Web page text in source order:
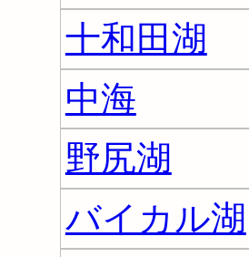
十和田湖
中海
野尻湖
バイカル湖